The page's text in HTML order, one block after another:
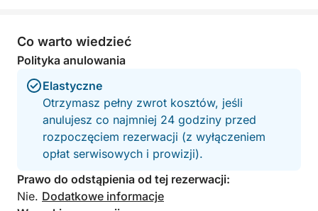
Co warto wiedzieć
Polityka anulowania
Elastyczne
Otrzymasz pełny zwrot kosztów, jeśli
anulujesz co najmniej 24 godziny przed
rozpoczęciem rezerwacji (z wyłączeniem
opłat serwisowych i prowizji).
Prawo do odstąpienia od tej rezerwacji:
Nie. Dodatkowe informacje